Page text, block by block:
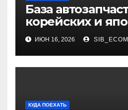
База
корейских и
грузовиков
ИЮН 16, 2026
КУДА ПОЕХАТЬ